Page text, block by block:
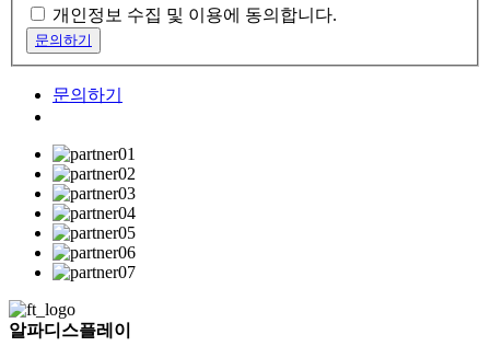
개인정보 수집 및 이용에 동의합니다.
문의하기
문의하기
알파디스플레이